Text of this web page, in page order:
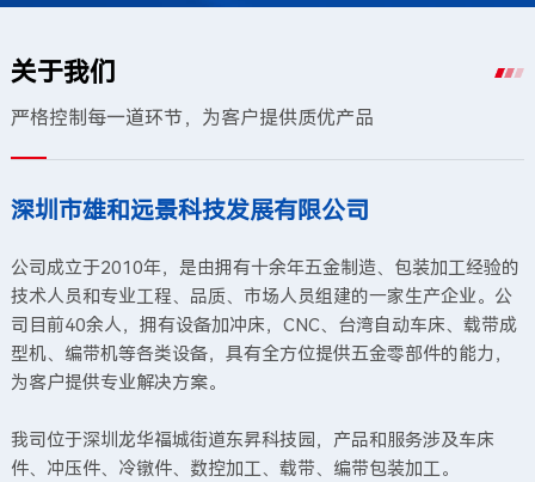
关于我们
严格控制每一道环节，为客户提供质优产品
深圳市雄和远景科技发展有限公司
公司成立于2010年，是由拥有十余年五金制造、包装加工经验的
技术人员和专业工程、品质、市场人员组建的一家生产企业。公
司目前40余人，拥有设备加冲床，CNC、台湾自动车床、载带成
型机、编带机等各类设备，具有全方位提供五金零部件的能力，
为客户提供专业解决方案。
我司位于深圳龙华福城街道东昇科技园，产品和服务涉及车床
件、冲压件、冷镦件、数控加工、载带、编带包装加工。